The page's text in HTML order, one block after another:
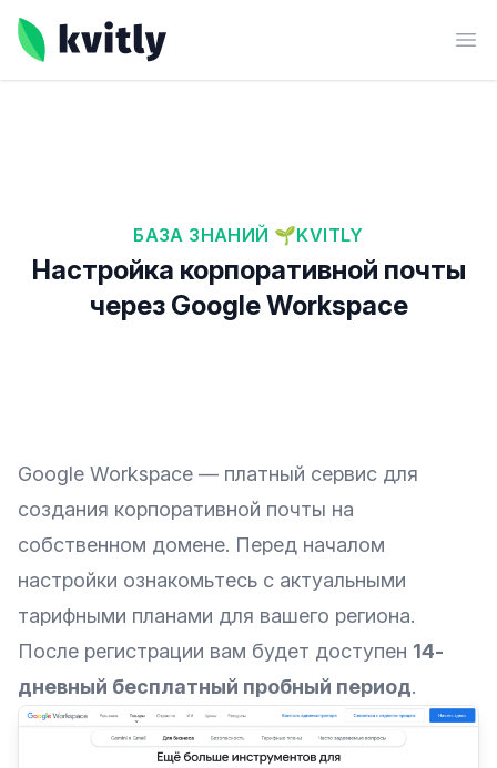
kvitly
БАЗА ЗНАНИЙ 🌱KVITLY
Настройка корпоративной почты
через Google Workspace
Google Workspace — платный сервис для
создания корпоративной почты на
собственном домене. Перед началом
настройки ознакомьтесь с актуальными
тарифными планами для вашего региона.
После регистрации вам будет доступен 14-
дневный бесплатный пробный период.